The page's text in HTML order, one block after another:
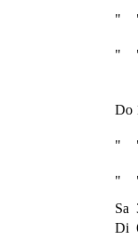
"
"
Do
"
"
Sa
Di